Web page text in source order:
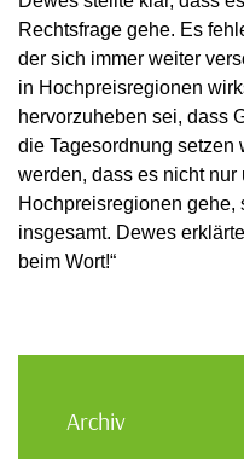
Rechtsfrage gehe. Es
der sich immer weiter
in Hochpreisregionen
hervorzuheben sei, dass
die Tagesordnung setzen
werden, dass es nicht
Hochpreisregionen gehe,
insgesamt. Dewes
beim Wort!“
Archiv